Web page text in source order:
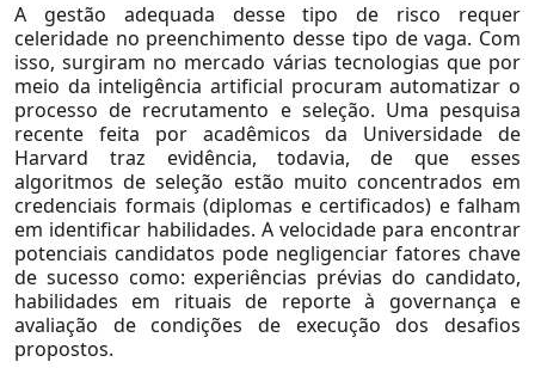
Soluções
A gestão adequada desse tipo de risco requer
celeridade no preenchimento desse tipo de vaga. Com
isso, surgiram no mercado várias tecnologias que por
meio da inteligência artificial procuram automatizar o
processo de recrutamento e seleção. Uma pesquisa
recente feita por acadêmicos da Universidade de
Harvard traz evidência, todavia, de que esses
algoritmos de seleção estão muito concentrados em
credenciais formais (diplomas e certificados) e falham
em identificar habilidades. A velocidade para encontrar
potenciais candidatos pode negligenciar fatores chave
de sucesso como: experiências prévias do candidato,
habilidades em rituais de reporte à governança e
avaliação de condições de execução dos desafios
propostos.